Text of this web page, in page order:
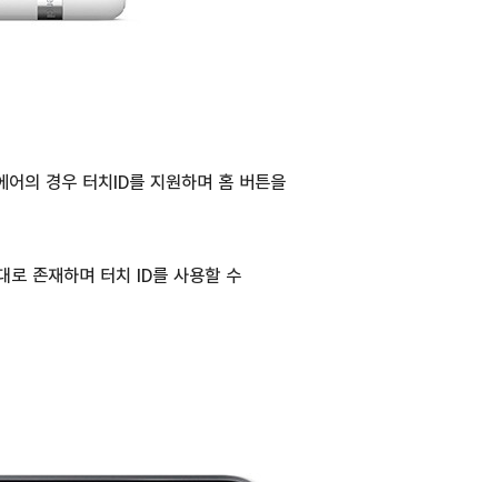
의 경우 터치ID를 지원하며 홈 버튼을
로 존재하며 터치 ID를 사용할 수